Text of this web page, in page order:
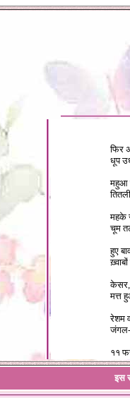
फिर
धूप
महुआ
महके
चूम
हुए
केसर,
मत्त
रेशम
११
इस